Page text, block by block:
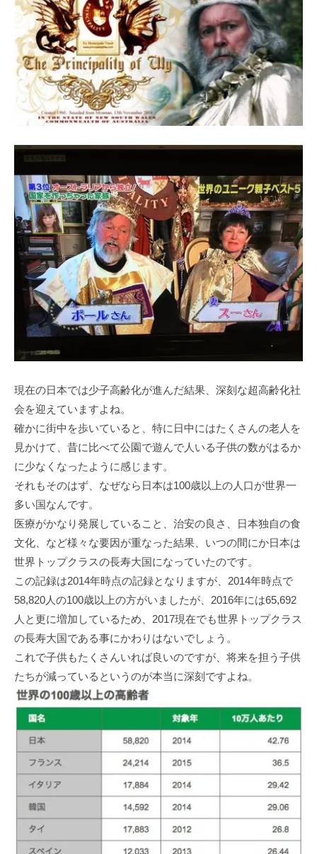
現在の日本では少子高齢化が進んだ結果、深刻な超高齢化社
会を迎えていますよね。
確かに街中を歩いていると、特に日中にはたくさんの老人を
見かけて、昔に比べて公園で遊んで人いる子供の数がはるか
に少なくなったように感じます。
それもそのはず、なぜなら日本は100歳以上の人口が世界一
多い国なんです。
医療がかなり発展していること、治安の良さ、日本独自の食
文化、など様々な要因が重なった結果、いつの間にか日本は
世界トップクラスの長寿大国になっていたのです。
この記録は2014年時点の記録となりますが、2014年時点で
58,820人の100歳以上の方がいましたが、2016年には65,692
人と更に増加しているため、2017現在でも世界トップクラス
の長寿大国である事にかわりはないでしょう。
これで子供もたくさんいれば良いのですが、将来を担う子供
たちが減っているというのが本当に深刻ですよね。